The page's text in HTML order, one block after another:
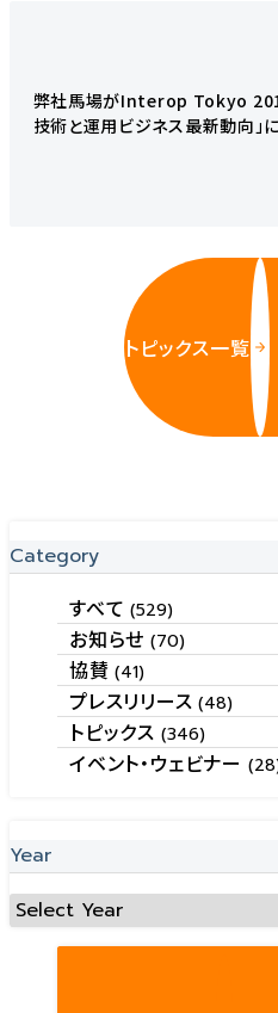
弊社馬場がInterop Tokyo
技術と運用ビジネス最新動向」
トピックス一覧
Category
すべて(529)
お知らせ (70)
協賛(41)
プレスリリース(48)
トピックス (346)
イベント・ウェビナー
Year